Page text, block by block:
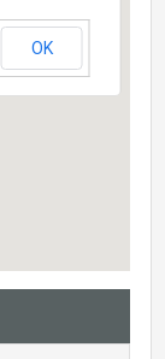
OK